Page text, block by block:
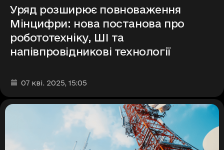
Уряд розширює повноваження
Мінцифри: нова постанова про
робототехніку, ШІ та
напівпровідникові технології
Дата та час публікації
07 кві. 2025, 15:05